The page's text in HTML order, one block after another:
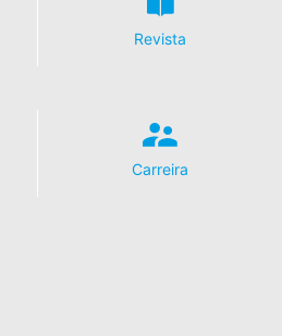
Revista
Carreira